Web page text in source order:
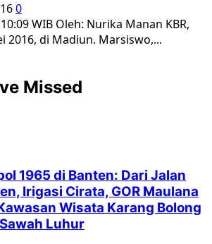
0
WIB Oleh: Nurika Manan KBR,
2016, di Madiun. Marsiswo,...
Missed
1965 di Banten: Dari Jalan
Irigasi Cirata, GOR Maulana
Wisata Karang Bolong
Luhur